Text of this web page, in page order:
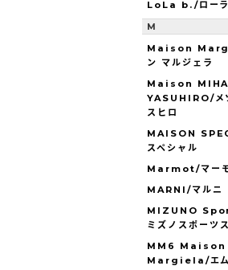
LoLa b./ローラ
M
Maison
ン マルジェラ
Maison
YASUHIRO/メ
スヒロ
MAISON
スペシャル
Marmot/マー
MARNI/マルニ
MIZUNO
ミズノスポーツ
MM6 Maison
Margiela/エム